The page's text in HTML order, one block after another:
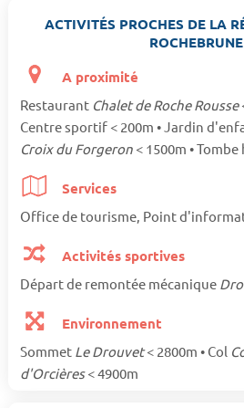
ACTIVITÉS PROCHES DE LA
A proximité
Restaurant Chalet de Roche Rousse
Centre sportif < 200m • Jardin
Croix du Forgeron < 1500m •
Services
Office de tourisme, Point
Activités sportives
Départ de remontée mécanique
Environnement
Sommet Le Drouvet< 2800m • Col
d'Orcières< 4900m